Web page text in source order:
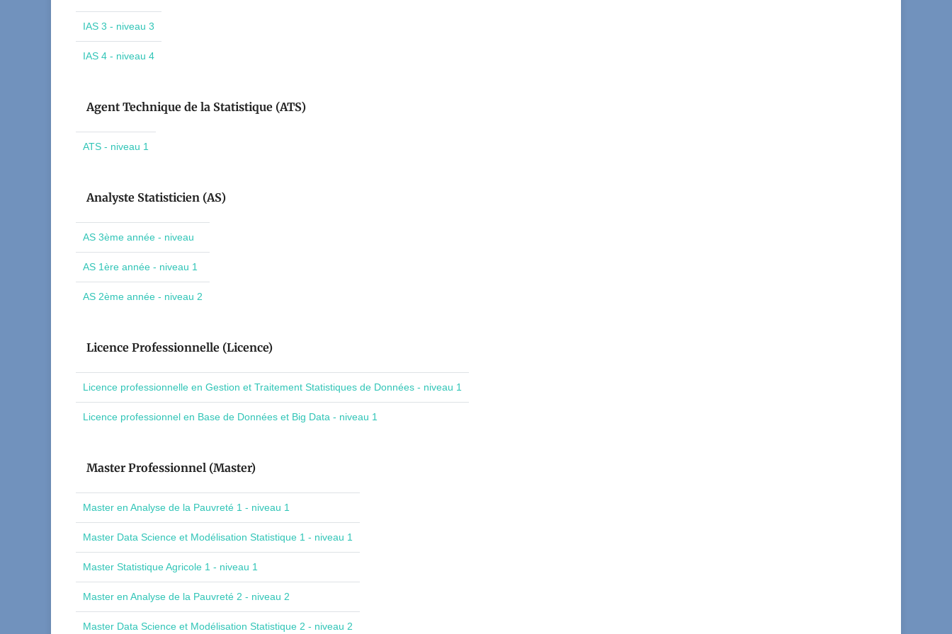
IAS 3 - niveau 3
IAS 4 - niveau 4
Agent Technique de la Statistique (ATS)
ATS - niveau 1
Analyste Statisticien (AS)
AS 3ème année - niveau
AS 1ère année - niveau 1
AS 2ème année - niveau 2
Licence Professionnelle (Licence)
Licence professionnelle en Gestion et Traitement Statistiques de Données - niveau 1
Licence professionnel en Base de Données et Big Data - niveau 1
Master Professionnel (Master)
Master en Analyse de la Pauvreté 1 - niveau 1
Master Data Science et Modélisation Statistique 1 - niveau 1
Master Statistique Agricole 1 - niveau 1
Master en Analyse de la Pauvreté 2 - niveau 2
Master Data Science et Modélisation Statistique 2 - niveau 2